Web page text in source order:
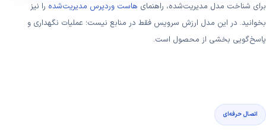
برای شناخت مدل مدیریت‌شده، راهنمای هاست وردپرس مدیریت‌شده را نیز
بخوانید. در این مدل ارزش سرویس فقط در منابع نیست؛ عملیات نگهداری و
پاسخ‌گویی بخشی از محصول است.
اتصال حرفه‌ای